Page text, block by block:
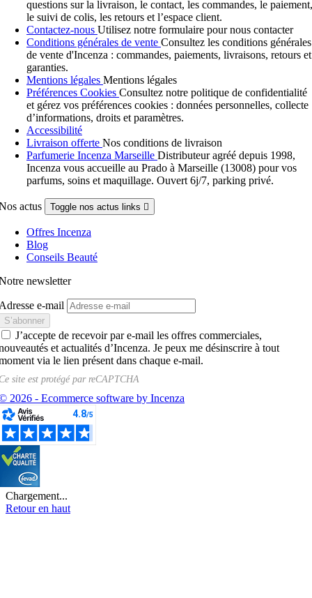
questions sur la livraison, le contact, les commandes, le paiement,
le suivi de colis, les retours et l’espace client.
Contactez-nous Utilisez notre formulaire pour nous contacter
Conditions générales de vente Consultez les conditions générales
de vente d'Incenza : commandes, paiements, livraisons, retours et
garanties.
Mentions légales Mentions légales
Préférences Cookies Consultez notre politique de confidentialité
et gérez vos préférences cookies : données personnelles, collecte
d’informations, droits et paramètres.
Accessibilité
Livraison offerte Nos conditions de livraison
Parfumerie Incenza Marseille Distributeur agréé depuis 1998,
Incenza vous accueille au Prado à Marseille (13008) pour vos
parfums, soins et maquillage. Ouvert 6j/7, parking privé.
actus Toggle nos actus links 
Offres Incenza
Blog
Conseils Beauté
newsletter
e-mail
J’accepte de recevoir par e-mail les offres commerciales,
et actualités d’Incenza. Je peux me désinscrire à tout
via le lien présent dans chaque e-mail.
site est protégé parreCAPTCHA
2026 - Ecommerce software by Incenza
Chargement...
Retour en haut